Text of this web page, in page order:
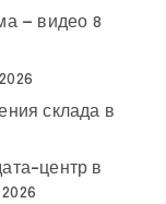
— видео 8
склада в
центр в
2026